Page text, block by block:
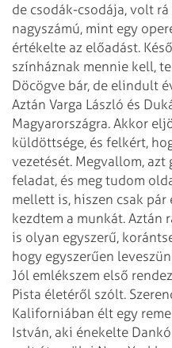
de csodák-csodája, volt
nagyszámú, mint egy
értékelte az előadást.
színháznak mennie kell,
Döcögve bár, de elindult
Aztán Varga László és
Magyarországra. Akkor
küldöttsége, és felkért,
vezetését. Megvallom,
feladat, és meg tudom
mellett is, hiszen csak pár
kezdtem a munkát. Aztán
is olyan egyszerű,
hogy egyszerűen
Jól emlékszem első
Pista életéről szólt.
Kaliforniában élt egy
István, aki énekelte